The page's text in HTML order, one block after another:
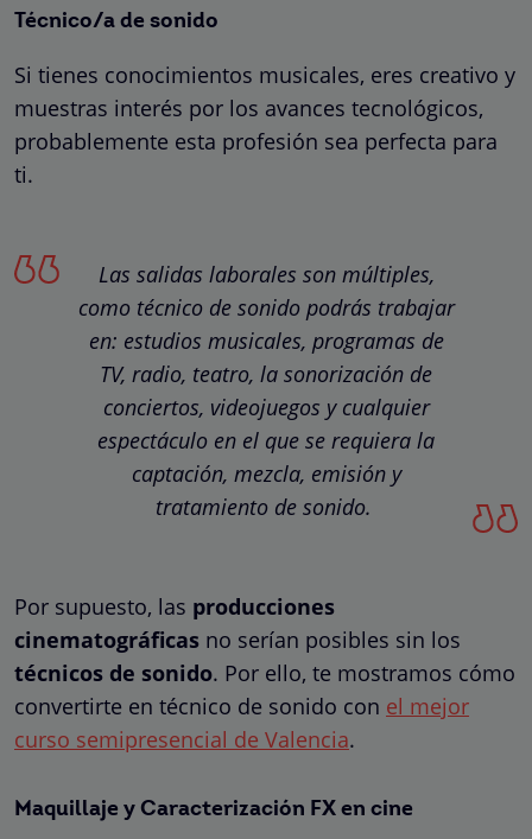
Técnico/a de sonido
Si tienes conocimientos musicales, eres creativo y
muestras interés por los avances tecnológicos,
probablemente esta profesión sea perfecta para
ti.
Las salidas laborales son múltiples,
como técnico de sonido podrás trabajar
en: estudios musicales, programas de
TV, radio, teatro, la sonorización de
conciertos, videojuegos y cualquier
espectáculo en el que se requiera la
captación, mezcla, emisión y
tratamiento de sonido.
Por supuesto, las producciones
cinematográficas no serían posibles sin los
técnicos de sonido. Por ello, te mostramos cómo
convertirte en técnico de sonido con el mejor
curso semipresencial de Valencia.
Maquillaje y Caracterización FX en cine